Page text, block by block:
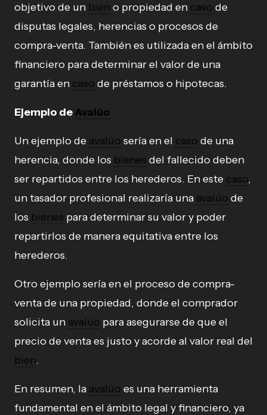
objetivo de un bien o propiedad en caso de
disputas legales, herencias o procesos de
compra-venta. También es utilizada en el ámbito
financiero para determinar el valor de una
garantía en caso de préstamos o hipotecas.
Ejemplo deAvalúo
Un ejemplo de avalúo sería en el caso de una
herencia, donde los bienes del fallecido deben
ser repartidos entre los herederos. En este caso,
un tasador profesional realizaría una avalúo de
los bienes para determinar su valor y poder
repartirlos de manera equitativa entre los
herederos.
Otro ejemplo sería en el proceso de compra-
venta de una propiedad, donde el comprador
solicita un avalúo para asegurarse de que el
precio de venta es justo y acorde al valor real del
bien.
En resumen, la avalúo es una herramienta
fundamental en el ámbito legal y financiero, ya